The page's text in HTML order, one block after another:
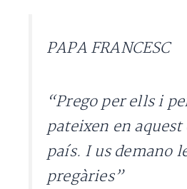
PAPA FRANCESC
“Prego per ells i
pateixen en
país. I us demano
pregàries”